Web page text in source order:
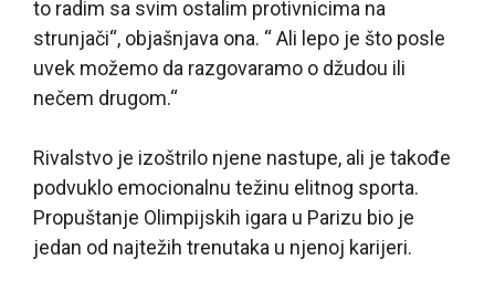
to radim sa svim ostalim protivnicima na
strunjači“, objašnjava ona. “ Ali lepo je što posle
uvek možemo da razgovaramo o džudou ili
nečem drugom.“
Rivalstvo je izoštrilo njene nastupe, ali je takođe
podvuklo emocionalnu težinu elitnog sporta.
Propuštanje Olimpijskih igara u Parizu bio je
jedan od najtežih trenutaka u njenoj karijeri.